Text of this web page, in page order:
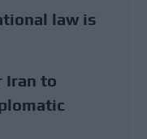
law is
Iran to